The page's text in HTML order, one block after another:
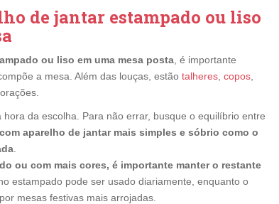
de jantar estampado ou liso
ou liso em uma mesa posta , é importante
a mesa. Além das louças, estão talheres copos
da escolha. Para não errar, busque o equilíbrio entre
aparelho de jantar mais simples e sóbrio como o
ou com mais cores, é importante manter o restante
estampado pode ser usado diariamente, enquanto o
mesas festivas mais arrojadas.